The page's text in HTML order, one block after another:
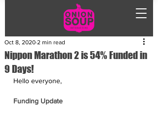
Nippon Marathon 2 is 54% Funded in
9 Days!
Oct 8, 2020 2 min read
Hello everyone,
Funding Update